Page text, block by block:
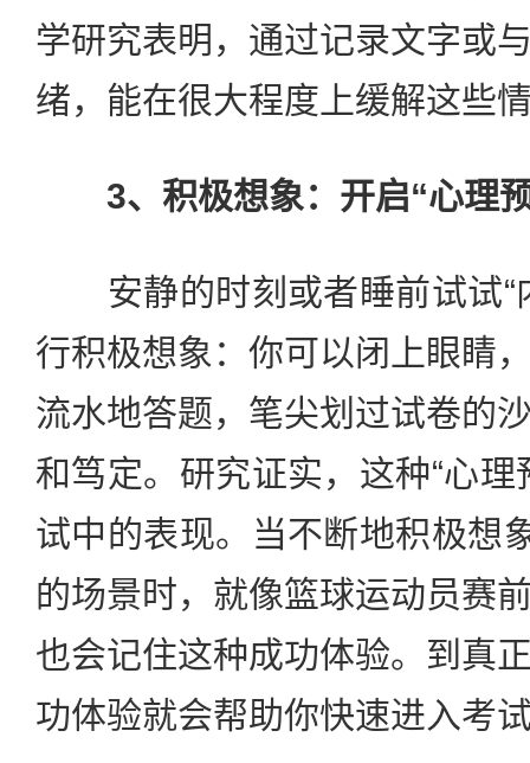
学研究表明，通过记录文字或
绪，能在很大程度上缓解这些
3、积极想象：开启“心理
安静的时刻或者睡前试试“
行积极想象：你可以闭上眼睛
流水地答题，笔尖划过试卷的
和笃定。研究证实，这种“心理
试中的表现。当不断地积极想
的场景时，就像篮球运动员赛
也会记住这种成功体验。到真
功体验就会帮助你快速进入考